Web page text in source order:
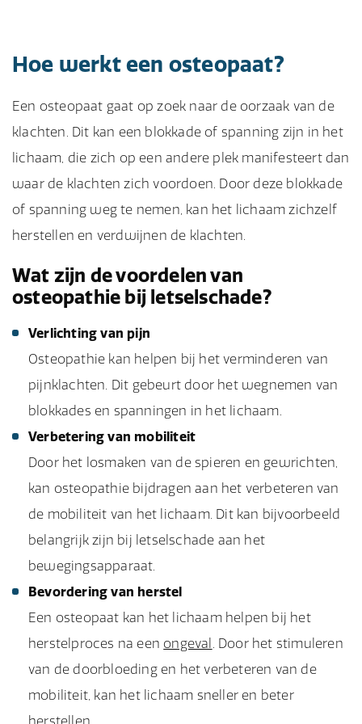
Hoe werkt een osteopaat?
Een osteopaat gaat op zoek naar de oorzaak van de
klachten. Dit kan een blokkade of spanning zijn in het
lichaam, die zich op een andere plek manifesteert dan
waar de klachten zich voordoen. Door deze blokkade
of spanning weg te nemen, kan het lichaam zichzelf
herstellen en verdwijnen de klachten.
Wat zijn de voordelen van
osteopathie bij letselschade?
Verlichting van pijn
Osteopathie kan helpen bij het verminderen van
pijnklachten. Dit gebeurt door het wegnemen van
blokkades en spanningen in het lichaam.
Verbetering van mobiliteit
Door het losmaken van de spieren en gewrichten,
kan osteopathie bijdragen aan het verbeteren van
de mobiliteit van het lichaam. Dit kan bijvoorbeeld
belangrijk zijn bij letselschade aan het
bewegingsapparaat.
Bevordering van herstel
Een osteopaat kan het lichaam helpen bij het
herstelproces na een ongeval . Door het stimuleren
van de doorbloeding en het verbeteren van de
mobiliteit, kan het lichaam sneller en beter
herstellen.